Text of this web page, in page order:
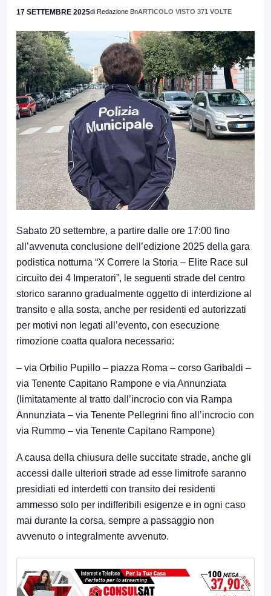
17 SETTEMBRE 2025di Redazione BnARTICOLO VISTO 371 VOLTE
Sabato 20 settembre, a partire dalle ore 17:00 fino
all’avvenuta conclusione dell’edizione 2025 della gara
podistica notturna “X Correre la Storia – Elite Race sul
circuito dei 4 Imperatori”, le seguenti strade del centro
storico saranno gradualmente oggetto di interdizione al
transito e alla sosta, anche per residenti ed autorizzati
per motivi non legati all’evento, con esecuzione
rimozione coatta qualora necessario:
– via Orbilio Pupillo – piazza Roma – corso Garibaldi –
via Tenente Capitano Rampone e via Annunziata
(limitatamente al tratto dall’incrocio con via Rampa
Annunziata – via Tenente Pellegrini fino all’incrocio con
via Rummo – via Tenente Capitano Rampone)
A causa della chiusura delle succitate strade, anche gli
accessi dalle ulteriori strade ad esse limitrofe saranno
presidiati ed interdetti con transito dei residenti
ammesso solo per indifferibili esigenze e in ogni caso
mai durante la corsa, sempre a passaggio non
avvenuto o integralmente avvenuto.